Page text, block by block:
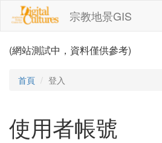
移至主內容
宗教地景GIS
(網站測試中，資料僅供參考)
首頁 登入
使用者帳號